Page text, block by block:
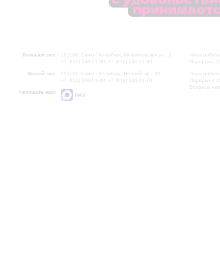
Большой зал:
191186, Санкт-Петербург, Михайловская ул., 2
+7 (812) 240-01-00, +7 (812) 240-01-80
Малый зал:
191011, Санкт-Петербург, Невский пр., 30
+7 (812) 240-01-00, +7 (812) 240-01-70
Напишите нам:
MAX
Часы
Перерыв с
Часы
Перерыв с
Вопросы